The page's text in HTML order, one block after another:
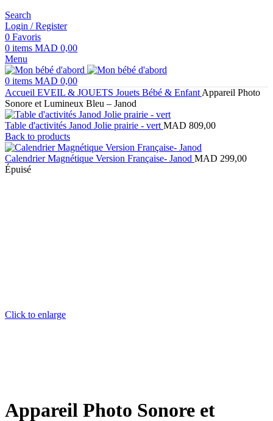
Search
Login / Register
0 Favoris
0 items MAD 0,00
Menu
0 items MAD 0,00
Accueil EVEIL & JOUETS Jouets Bébé & Enfant Appareil Photo
Sonore et Lumineux Bleu – Janod
Table d'activités Janod Jolie prairie - vert MAD 809,00
Back to products
Calendrier Magnétique Version Française- Janod MAD 299,00
Épuisé
Click to enlarge
Appareil Photo Sonore et